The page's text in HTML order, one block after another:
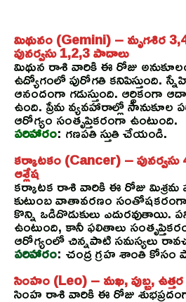
మిథునం (Gemini) – మృగశిర
పునర్వసు 1,2,3 పాదాలు
మిథున రాశి వారికి ఈ రోజు
ఉద్యోగంలో పురోగతి కనిపిస్తుంది.
ఆనందంగా గడుస్తుంది. ఆర్థికంగా
ఉంది. ప్రేమ వ్యవహారాల్లో
ఆరోగ్యం సంతృప్తికరంగా ఉంటుంది.
పరిహారం: గణపతి స్తుతి చేయండి.
కర్కాటకం (Cancer) –
ఆశ్లేష
కర్కాటక రాశి వారికి ఈ రోజు మిశ్రమ
కుటుంబ వాతావరణం సంతోషకరంగా
కొన్ని ఒడిదొడుకులు ఎదురవుతాయి.
ఉంటుంది, కానీ ఫలితాలు
ఆరోగ్యంలో చిన్నపాటి సమస్యలు
పరిహారం: చంద్ర గ్రహ శాంతి
సింహం (Leo) – మఖ, పుబ్బ,
సింహ రాశి వారికి ఈ రోజు